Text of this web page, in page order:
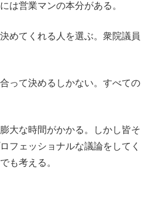
は営業マンの本分がある。
めてくれる人を選ぶ。衆院議員
って決めるしかない。すべての
大な時間がかかる。しかし皆そ
フェッショナルな議論をしてく
も考える。